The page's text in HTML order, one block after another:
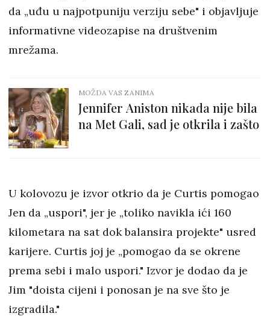
da „uđu u najpotpuniju verziju sebe" i objavljuje
informativne videozapise na društvenim
mrežama.
MOŽDA VAS ZANIMA
Jennifer Aniston nikada nije bila
na Met Gali, sad je otkrila i zašto
U kolovozu je izvor otkrio da je Curtis pomogao
Jen da „uspori", jer je „toliko navikla ići 160
kilometara na sat dok balansira projekte" usred
karijere. Curtis joj je „pomogao da se okrene
prema sebi i malo uspori." Izvor je dodao da je
Jim "doista cijeni i ponosan je na sve što je
izgradila."